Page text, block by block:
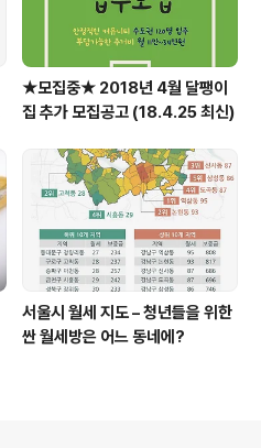
★모집중★ 2018년 4월 달팽이
집 추가 모집공고 (18.4.25 최신)
서울시 월세 지도 – 청년들을 위한
싼 월세방은 어느 동네에?